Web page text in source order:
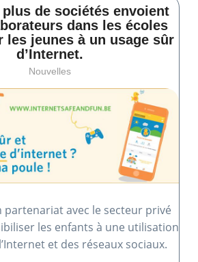
plus de sociétés envoient
dans les écoles
les jeunes à un usage sûr
d’Internet.
Nouvelles
partenariat avec le secteur privé
les enfants à une utilisation
et des réseaux sociaux.